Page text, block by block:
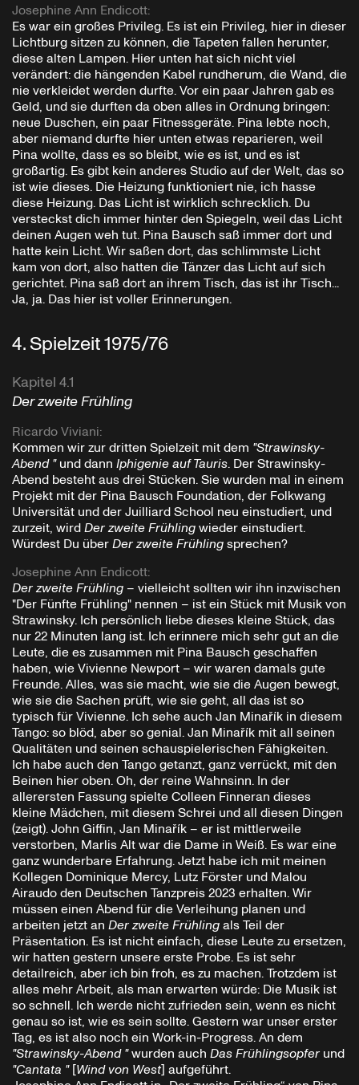
Josephine Ann Endicott:
Es war ein großes Privileg. Es ist ein Privileg, hier in dieser
Lichtburg sitzen zu können, die Tapeten fallen herunter,
diese alten Lampen. Hier unten hat sich nicht viel
verändert: die hängenden Kabel rundherum, die Wand, die
nie verkleidet werden durfte. Vor ein paar Jahren gab es
Geld, und sie durften da oben alles in Ordnung bringen:
neue Duschen, ein paar Fitnessgeräte. Pina lebte noch,
aber niemand durfte hier unten etwas reparieren, weil
Pina wollte, dass es so bleibt, wie es ist, und es ist
großartig. Es gibt kein anderes Studio auf der Welt, das so
ist wie dieses. Die Heizung funktioniert nie, ich hasse
diese Heizung. Das Licht ist wirklich schrecklich. Du
versteckst dich immer hinter den Spiegeln, weil das Licht
deinen Augen weh tut. Pina Bausch saß immer dort und
hatte kein Licht. Wir saßen dort, das schlimmste Licht
kam von dort, also hatten die Tänzer das Licht auf sich
gerichtet. Pina saß dort an ihrem Tisch, das ist ihr Tisch...
Ja, ja. Das hier ist voller Erinnerungen.
4.Spielzeit 1975/76
Kapitel 4.1
Der zweite Frühling
Ricardo Viviani:
Kommen wir zur dritten Spielzeit mit dem "Strawinsky-
Abend "und dann Iphigenie auf Tauris. Der Strawinsky-
Abend besteht aus drei Stücken. Sie wurden mal in einem
Projekt mit der Pina Bausch Foundation, der Folkwang
Universität und der Juilliard School neu einstudiert, und
zurzeit, wirdDer zweite Frühlingwieder einstudiert.
Würdest Du überDer zweite Frühlingsprechen?
Josephine Ann Endicott:
Der zweite Frühling – vielleicht sollten wir ihn inzwischen
"Der Fünfte Frühling" nennen – ist ein Stück mit Musik von
Strawinsky. Ich persönlich liebe dieses kleine Stück, das
nur 22 Minuten lang ist. Ich erinnere mich sehr gut an die
Leute, die es zusammen mit Pina Bausch geschaffen
haben, wie Vivienne Newport – wir waren damals gute
Freunde. Alles, was sie macht, wie sie die Augen bewegt,
wie sie die Sachen prüft, wie sie geht, all das ist so
typisch für Vivienne. Ich sehe auch Jan Minařík in diesem
Tango: so blöd, aber so genial. Jan Minařík mit all seinen
Qualitäten und seinen schauspielerischen Fähigkeiten.
Ich habe auch den Tango getanzt, ganz verrückt, mit den
Beinen hier oben. Oh, der reine Wahnsinn. In der
allerersten Fassung spielte Colleen Finneran dieses
kleine Mädchen, mit diesem Schrei und all diesen Dingen
(zeigt). John Giffin, Jan Minařík – er ist mittlerweile
verstorben, Marlis Alt war die Dame in Weiß. Es war eine
ganz wunderbare Erfahrung. Jetzt habe ich mit meinen
Kollegen Dominique Mercy, Lutz Förster und Malou
Airaudo den Deutschen Tanzpreis 2023 erhalten. Wir
müssen einen Abend für die Verleihung planen und
arbeiten jetzt an Der zweite Frühlingals Teil der
Präsentation. Es ist nicht einfach, diese Leute zu ersetzen,
wir hatten gestern unsere erste Probe. Es ist sehr
detailreich, aber ich bin froh, es zu machen. Trotzdem ist
alles mehr Arbeit, als man erwarten würde: Die Musik ist
so schnell. Ich werde nicht zufrieden sein, wenn es nicht
genau so ist, wie es sein sollte. Gestern war unser erster
Tag, es ist also noch ein Work-in-Progress. An dem
"Strawinsky-Abend "wurden auch Das Frühlingsopfer und
"Cantata "[Wind von West] aufgeführt.